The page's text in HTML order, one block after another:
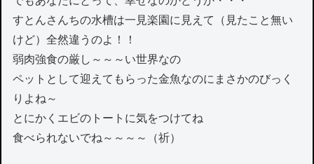
すとんさんちの水槽は一見楽園に見えて（見たこと無い
けど）全然違うのよ！！
弱肉強食の厳し～～～い世界なの
ペットとして迎えてもらった金魚なのにまさかのびっく
りよね～
とにかくエビのトートに気をつけてね
食べられないでね～～～～（祈）